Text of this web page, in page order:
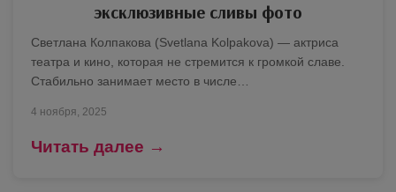
эксклюзивные сливы фото
Светлана Колпакова (Svetlana Kolpakova) — актриса
театра и кино, которая не стремится к громкой славе.
Стабильно занимает место в числе…
4 ноября, 2025
Читать далее →